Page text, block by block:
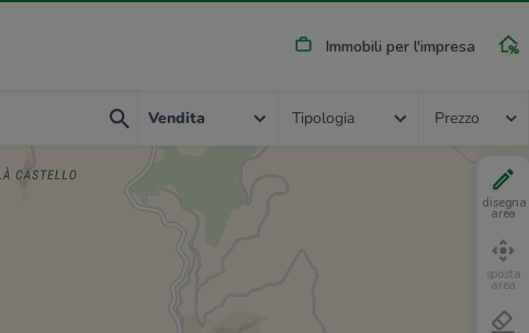
Immobili per l'impresa
Vendita Tipologia Prezzo
disegna
area
sposta
area